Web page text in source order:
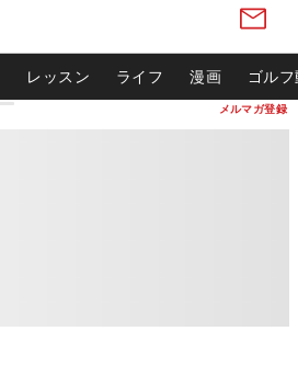
メルマガ登録
レッスン ライフ 漫画 ゴル